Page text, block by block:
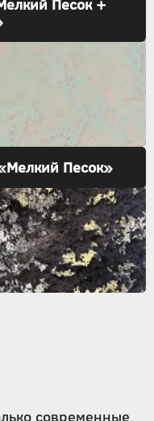
Песок +
Песок»
современные